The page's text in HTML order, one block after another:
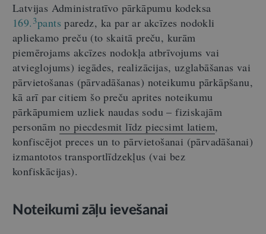
Latvijas Administratīvo pārkāpumu kodeksa
169. 3pants paredz, ka par ar akcīzes nodokli
apliekamo preču (to skaitā preču, kurām
piemērojams akcīzes nodokļa atbrīvojums vai
atvieglojums) iegādes, realizācijas, uzglabāšanas vai
pārvietošanas (pārvadāšanas) noteikumu pārkāpšanu,
kā arī par citiem šo preču aprites noteikumu
pārkāpumiem uzliek naudas sodu – fiziskajām
personām no piecdesmit līdz piecsimt latiem,
konfiscējot preces un to pārvietošanai (pārvadāšanai)
izmantotos transportlīdzekļus (vai bez
konfiskācijas).
Noteikumi zāļu ievešanai